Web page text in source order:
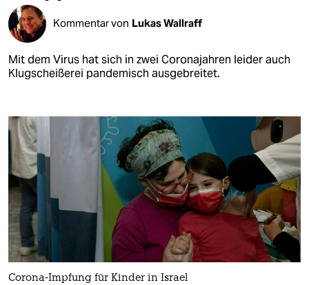
Kommentar von Lukas Wallraff
Mit dem Virus hat sich in zwei Coronajahren leider auch
Klugscheißerei pandemisch ausgebreitet.
Corona-Impfung für Kinder in Israel